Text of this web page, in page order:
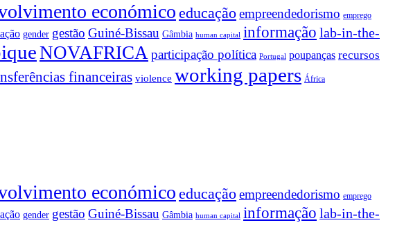
económico educaçãoempreendedorismo emprego
gender gestão Guiné-Bissau Gâmbia human capital informação lab-in-the-
NOVAFRICAparticipação política Portugal poupanças recursos
financeiras violence working papers África
económico educaçãoempreendedorismo emprego
gender gestão Guiné-Bissau Gâmbia human capital informação lab-in-the-